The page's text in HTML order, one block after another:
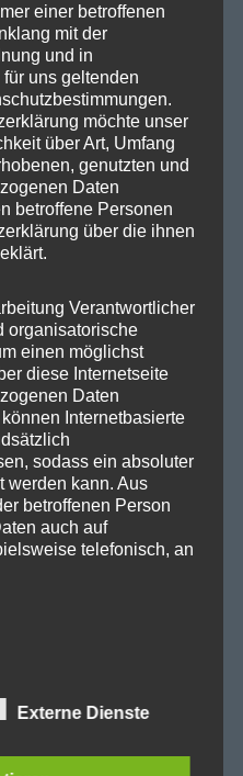
einer betroffenen
mit der
und in
uns geltenden
möchte unser
über Art, Umfang
genutzten und
Daten
betroffene Personen
über die ihnen
Verantwortlicher
organisatorische
einen möglichst
diese Internetseite
Daten
Internetbasierte
sodass ein absoluter
werden kann. Aus
betroffenen Person
auch auf
telefonisch, an
Europäischen
beim Erlass
Datenschutzerklärung
Externe Dienste